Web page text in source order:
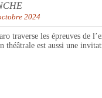
2024
les épreuves de
est aussi une